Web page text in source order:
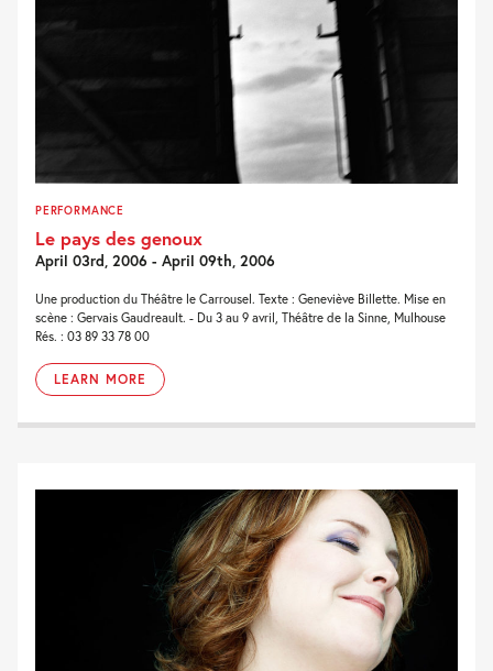
PERFORMANCE
Le pays des genoux
April 03rd, 2006 - April 09th, 2006
Une production du Théâtre le Carrousel. Texte : Geneviève Billette. Mise en
scène : Gervais Gaudreault. - Du 3 au 9 avril, Théâtre de la Sinne, Mulhouse
Rés. : 03 89 33 78 00
LEARN MORE